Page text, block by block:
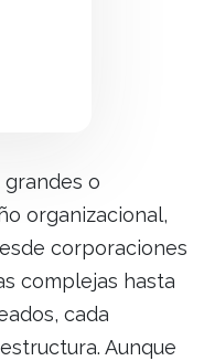
grandes o
organizacional,
corporaciones
complejas hasta
cada
Aunque